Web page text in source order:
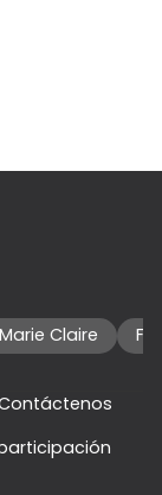
Marie Claire